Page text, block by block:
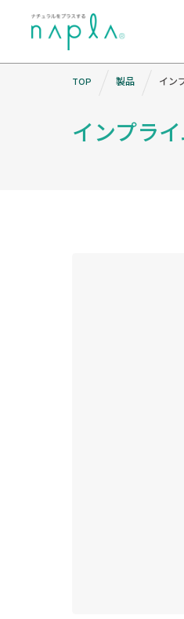
インプラ
TOP 製品 イン